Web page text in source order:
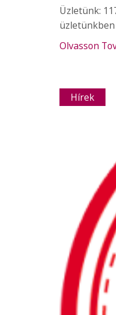
Üzletünk:
Olvasson
Hírek